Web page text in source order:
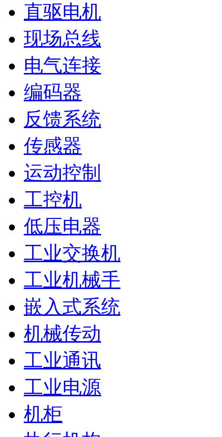
直驱电机
现场总线
电气连接
编码器
反馈系统
传感器
运动控制
工控机
低压电器
工业交换机
工业机械手
嵌入式系统
机械传动
工业通讯
工业电源
机柜